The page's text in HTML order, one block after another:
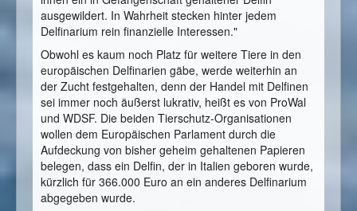
ausgewildert. In Wahrheit stecken hinter jedem
Delfinarium rein finanzielle Interessen."
Obwohl es kaum noch Platz für weitere Tiere in den
europäischen Delfinarien gäbe, werde weiterhin an
der Zucht festgehalten, denn der Handel mit Delfinen
sei immer noch äußerst lukrativ, heißt es von ProWal
und WDSF. Die beiden Tierschutz-Organisationen
wollen dem Europäischen Parlament durch die
Aufdeckung von bisher geheim gehaltenen Papieren
belegen, dass ein Delfin, der in Italien geboren wurde,
kürzlich für 366.000 Euro an ein anderes Delfinarium
abgegeben wurde.